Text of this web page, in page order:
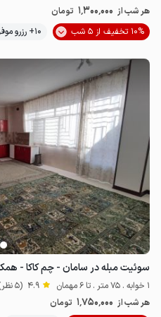
هر شب از 1٬300٬000 تومان
10% تخفیف از 5 شب
10+ رزرو موفق
سوئیت مبله در سامان - چم کاکا -
1 خوابه . 75 متر . تا 6 مهمان 4.9 (5 نظر)
هر شب از 1٬750٬000 تومان